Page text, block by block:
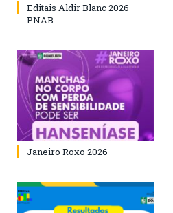
Editais Aldir Blanc 2026 –
PNAB
Janeiro Roxo 2026